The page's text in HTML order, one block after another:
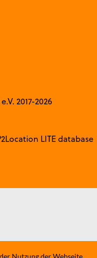
2017-2026
LITE database
Nutzung der Webseite